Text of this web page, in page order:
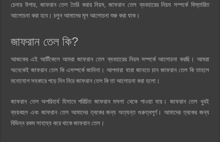
চেনার উপায়, জাফরান তেল তৈরি করার নিয়ম, জাফরান তেল ব্যবহারের নিয়ম সম্পর্কে বিস্তারিত
আলোচনা করা হবে। চলুন আমাদের মূল আলোচনা শুরু করা যাক।
জাফরান তেল কি?
আজকের এই আর্টিকেলে আমরা জাফরান তেল ব্যবহারের নিয়ম সম্পর্কে আলোচনা করছি। আমরা
অনেকেই জাফরান তেল কি এসম্পর্কে জানিনা। আপনারা যারা জানতে চান জাফরান তেল কি তাহলে
মনোযোগ সহকারে পড়ে নিন নিচে জাফরান তেল কি তা আলোচনা করা হলো।
জাফরান তেল অপরিহার্য হিসাবে পরিচিত জাফরান মসলা থেকে পাওয়া যায়। জাফরান তেল খুবই
ব্যয়বহুল এবং জাফরান তেল আমাদের ত্বকের জন্য অত্যন্ত গুরুত্বপূর্ণ। আমাদের ত্বকের জন্য
বিভিন্ন রকম সাহায্য করে থাকে জাফরান তেল।